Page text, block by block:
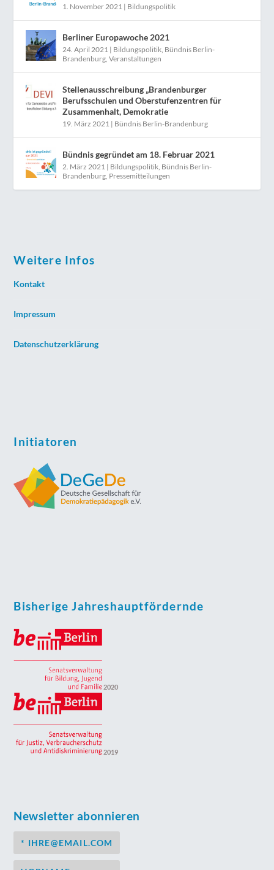
1. November 2021 | Bildungspolitik
Berliner Europawoche 2021
24. April 2021 | Bildungspolitik Bündnis Berlin-
Brandenburg ,Veranstaltungen
Stellenausschreibung „Brandenburger
Berufsschulen und Oberstufenzentren für
Zusammenhalt, Demokratie
19. März 2021 | Bündnis Berlin-Brandenburg
Bündnis gegründet am 18. Februar 2021
2. März 2021 | Bildungspolitik Bündnis Berlin-
Brandenburg Pressemitteilungen
Weitere Infos
Kontakt
Impressum
Datenschutzerklärung
Initiatoren
Bisherige Jahreshauptfördernde
2020
2019
Newsletter abonnieren